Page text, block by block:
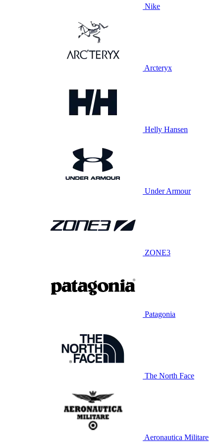
Nike
Arcteryx
Helly Hansen
Under Armour
ZONE3
Patagonia
The North Face
Aeronautica Militare